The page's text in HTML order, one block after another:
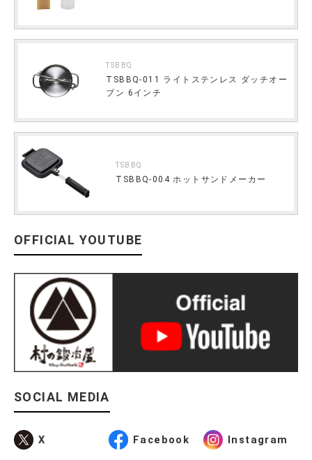
TSBBQ
TSBBQ-011 ライトステンレス ダッチオー
ブン 6インチ
TSBBQ
TSBBQ-004 ホットサンドメーカー
OFFICIAL YOUTUBE
SOCIAL MEDIA
X Facebook Instagram